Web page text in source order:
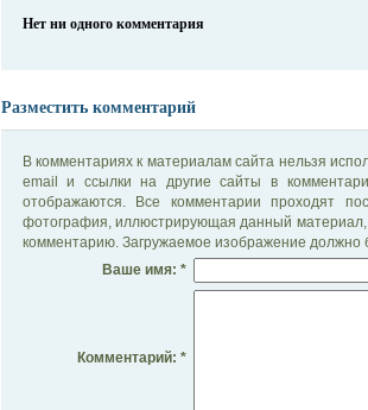
Нет ни одного комментария
Разместить комментарий
В комментариях к материалам сайта нельзя
email и ссылки на другие сайты в
отображаются. Все комментарии проходят
фотография, иллюстрирующая данный материал,
комментарию. Загружаемое изображение должно
Ваше имя: *
Комментарий: *